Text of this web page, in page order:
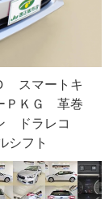
スマートキ
ＰＫＧ 革巻
ドラレコ
シフト